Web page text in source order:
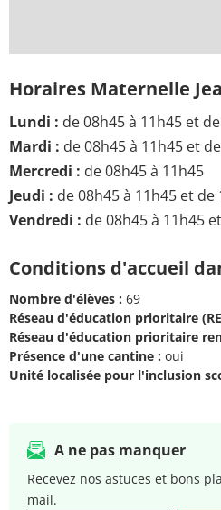
Horaires Maternelle
Lundi : de 08h45 à 11h45 et
Mardi : de 08h45 à 11h45 et
Mercredi : de 08h45 à 11h45
Jeudi : de 08h45 à 11h45 et de
Vendredi : de 08h45 à 11h45
Conditions d'accueil
Nombre d'élèves : 69
Réseau d'éducation prioritaire
Réseau d'éducation prioritaire
Présence d'une cantine : oui
Unité localisée pour l'inclusion
A ne pas manquer
Recevez nos astuces et bons
mail.